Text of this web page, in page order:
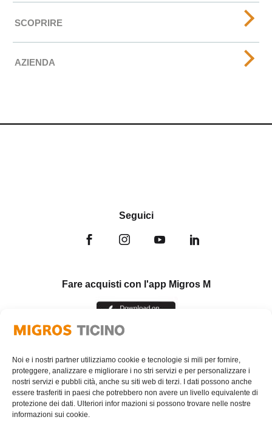
Noi e i nostri partner utilizziamo cookie e tecnologie si mili per fornire,
proteggere, analizzare e migliorare i no stri servizi e per personalizzare i
nostri servizi e pubbli cità, anche su siti web di terzi. I dati possono anche
essere trasferiti in paesi che potrebbero non avere un livello equivalente di
protezione dei dati. Ulteriori infor mazioni si possono trovare nelle nostre
informazioni sui cookie.
SCOPRIRE
AZIENDA
Seguici
Fare acquisti con l'app Migros M